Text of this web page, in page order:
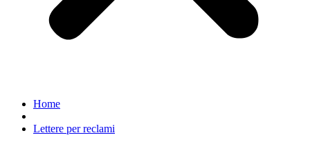
Home
Lettere per reclami